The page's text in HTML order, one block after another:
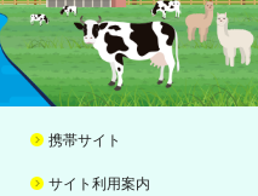
携帯サイト
サイト利用案内